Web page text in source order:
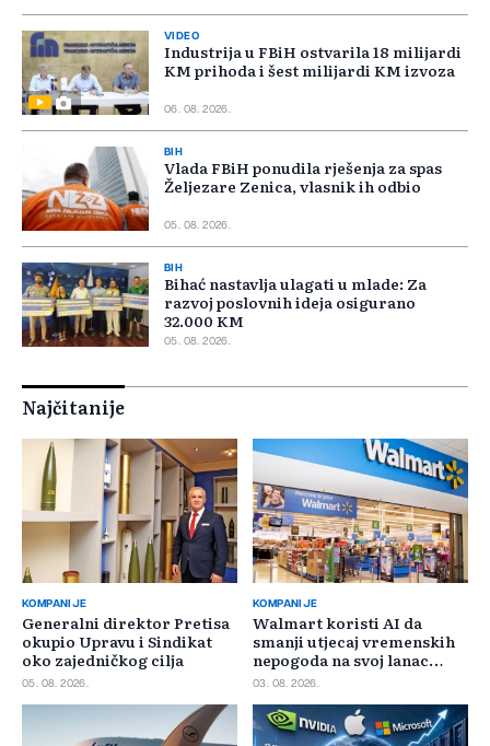
VIDEO
Industrija u FBiH ostvarila 18 milijardi
KM prihoda i šest milijardi KM izvoza
06. 08. 2026.
BIH
Vlada FBiH ponudila rješenja za spas
Željezare Zenica, vlasnik ih odbio
05. 08. 2026.
BIH
Bihać nastavlja ulagati u mlade: Za
razvoj poslovnih ideja osigurano
32.000 KM
05. 08. 2026.
Najčitanije
KOMPANIJE
Generalni direktor Pretisa
okupio Upravu i Sindikat
oko zajedničkog cilja
05. 08. 2026.
KOMPANIJE
Walmart koristi AI da
smanji utjecaj vremenskih
nepogoda na svoj lanac
snabdijevanja
03. 08. 2026.